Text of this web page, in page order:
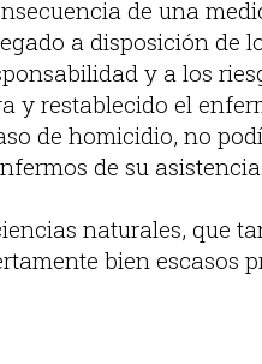
de una
a disposición de
y a los
y restablecido el
de homicidio, no
de su asistencia.
naturales, que
bien escasos